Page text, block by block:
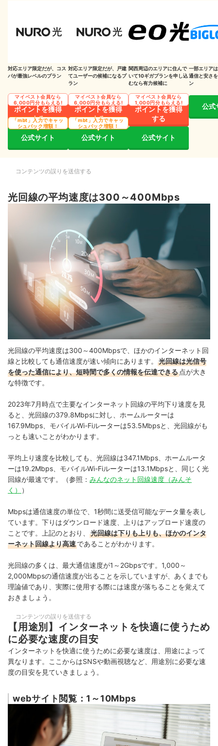
LANケーブルやWi-Fiルーターを買い換える
通信速度が速い光回線はどれ？mybestが徹底比較しました
対応エリア限定だが、コス
パが最強レベルのプラン
ポイントを獲得
する
マイベスト会員なら
6,000円分もらえる!
公式サイト
「mbt」入力でキャッ
シュバック増額！
対応エリア限定だが、戸建
てユーザーの候補になるプ
ラン
ポイントを獲得
する
マイベスト会員なら
6,000円分もらえる!
公式サイト
「mbt」入力でキャッ
シュバック増額！
関西周辺のエリアに住んで
いて10ギガプランを申し込
むなら有力候補に
ポイントを獲得
する
マイベスト会員なら
1,000円分もらえる!
公式サイト
一部エリア
通信と安さ
ン
公式
コンテンツの誤りを送信する
光回線の平均速度は300～400Mbps
光回線の平均速度は300～400Mbpsで、ほかのインターネット回
線と比較しても通信速度が速い傾向にあります。
光回線は光信号
を使った通信により、短時間で多くの情報を伝達できる 点が大き
な特徴です。
2023年7月時点で主要なインターネット回線の平均下り速度を見
ると、光回線の379.8Mbpsに対し、ホームルーターは
167.9Mbps、モバイルWi-Fiルーターは53.5Mbpsと、光回線がも
っとも速いことがわかります。
平均上り速度を比較しても、光回線は347.1Mbps、ホームルータ
ーは19.2Mbps、モバイルWi-Fiルーターは13.1Mbpsと、同じく光
回線が最速です。（参照： みんなのネット回線速度 （みんそ
く）
）
Mbpsは通信速度の単位で、1秒間に送受信可能なデータ量を表し
ています。下りはダウンロード速度、上りはアップロード速度の
ことです。上記のとおり、
光回線は下りも上りも、ほかのインタ
ーネット回線より高速であることがわかります。
光回線の多くは、最大通信速度が1～2Gbpsです。1,000～
2,000Mbpsの通信速度が出ることを示していますが、あくまでも
理論値であり、実際に使用する際には速度が落ちることを覚えて
おきましょう。
コンテンツの誤りを送信する
【用途別】インターネットを快適に使うため
に必要な速度の目安
インターネットを快適に使うために必要な速度は、用途によって
異なります。ここからはSNSや動画視聴など、用途別に必要な速
度の目安を見ていきましょう。
webサイト閲覧：1～10Mbps